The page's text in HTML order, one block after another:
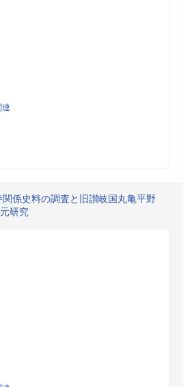
係史料の調査と旧讃岐国丸亀平野
研究